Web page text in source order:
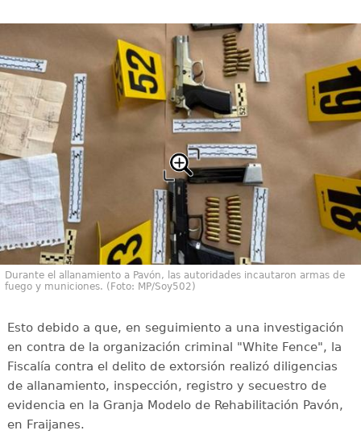
Durante el allanamiento a Pavón, las autoridades incautaron armas de
fuego y municiones. (Foto: MP/Soy502)
Esto debido a que, en seguimiento a una investigación
en contra de la organización criminal "White Fence", la
Fiscalía contra el delito de extorsión realizó diligencias
de allanamiento, inspección, registro y secuestro de
evidencia en la Granja Modelo de Rehabilitación Pavón,
en Fraijanes.